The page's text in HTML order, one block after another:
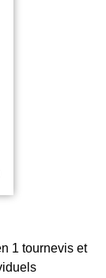
1 tournevis et